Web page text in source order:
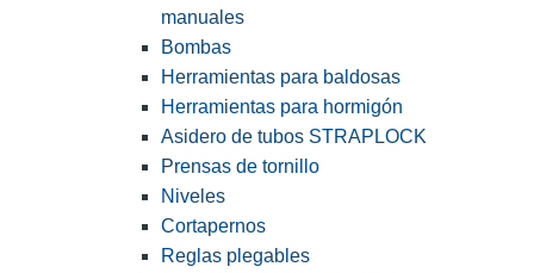
manuales
Bombas
Herramientas para baldosas
Herramientas para hormigón
Asidero de tubos STRAPLOCK
Prensas de tornillo
Niveles
Cortapernos
Reglas plegables